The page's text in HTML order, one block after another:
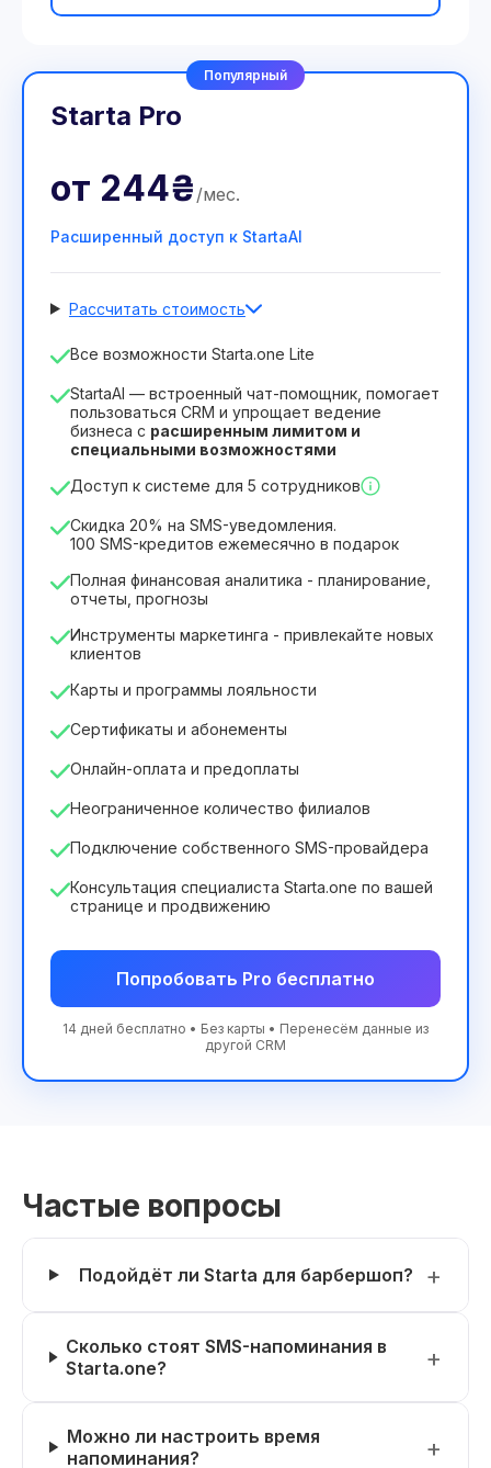
Популярный
Starta Pro
от 244₴ /мес.
Расширенный доступ к StartaAI
Рассчитать стоимость
Количество сотрудников
Срок действия лицензии
12 Months(скидка -25%) Выгодный
349₴ 244₴/месяц
Все возможности Starta.one Lite
StartaAI — встроенный чат-помощник, помогает
пользоваться CRM и упрощает ведение
бизнеса с расширенным лимитом и
специальными возможностями
Доступ к системе для 5 сотрудников
Скидка 20% на SMS-уведомления.
100 SMS-кредитов ежемесячно в подарок
Полная финансовая аналитика - планирование,
отчеты, прогнозы
Инструменты маркетинга - привлекайте новых
клиентов
Карты и программы лояльности
Сертификаты и абонементы
Онлайн-оплата и предоплаты
Неограниченное количество филиалов
Подключение собственного SMS-провайдера
Консультация специалиста Starta.one по вашей
странице и продвижению
Попробовать Pro бесплатно
14 дней бесплатно • Без карты • Перенесём данные из
другой CRM
Частые вопросы
Подойдёт ли Starta для барбершоп?
Сколько стоят SMS-напоминания в
Starta.one?
Можно ли настроить время
напоминания?